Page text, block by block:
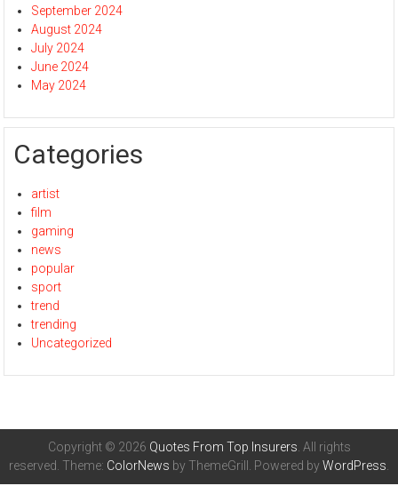
September 2024
August 2024
July 2024
June 2024
May 2024
Categories
artist
film
gaming
news
popular
sport
trend
trending
Uncategorized
Copyright © 2026 Quotes From Top Insurers . All rights
reserved. Theme: ColorNews by ThemeGrill. Powered byWordPress